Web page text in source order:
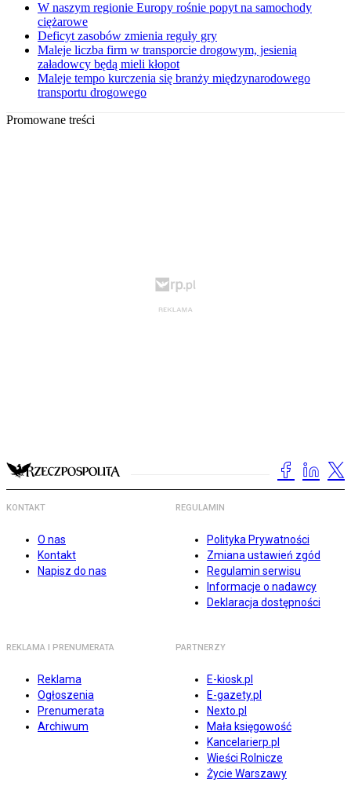
W naszym regionie Europy rośnie popyt na samochody
ciężarowe
Deficyt zasobów zmienia reguły gry
Maleje liczba firm w transporcie drogowym, jesienią
załadowcy będą mieli kłopot
Maleje tempo kurczenia się branży międzynarodowego
transportu drogowego
Promowane treści
KONTAKT
O nas
Kontakt
Napisz do nas
REGULAMIN
Polityka Prywatności
Zmiana ustawień zgód
Regulamin serwisu
Informacje o nadawcy
Deklaracja dostępności
REKLAMA I PRENUMERATA
Reklama
Ogłoszenia
Prenumerata
Archiwum
PARTNERZY
E-kiosk.pl
E-gazety.pl
Nexto.pl
Mała księgowość
Kancelarierp.pl
Wieści Rolnicze
Życie Warszawy